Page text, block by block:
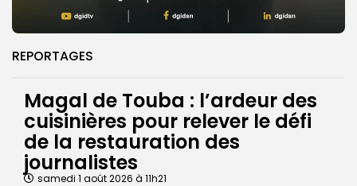
REPORTAGES
Magal de Touba : l’ardeur des
cuisinières pour relever le défi
de la restauration des
journalistes
samedi 1 août 2026 à 11h21